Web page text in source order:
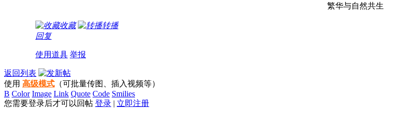
繁华与自然共生
收藏
转播
回复
使用道具 举报
返回列表
使用 高级模式 （可批量传图、插入视频等）
B Color Image Link Quote Code Smilies
您需要登录后才可以回帖 登录 | 立即注册